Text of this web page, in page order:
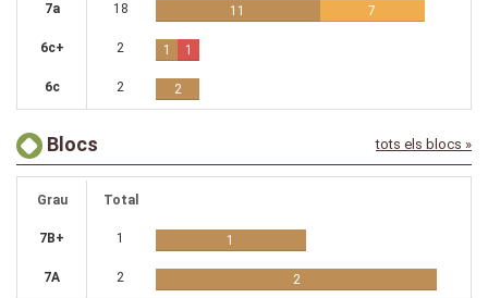
7a 18 11 7
6c+ 2 1 1
6c 2 2
Blocs tots els blocs »
Grau Total
7B+ 1 1
7A 2 2